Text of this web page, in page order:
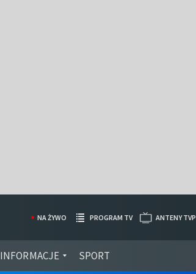
INFORMACJE SPORT
NA ŻYWO PROGRAM TV ANTENY TVP